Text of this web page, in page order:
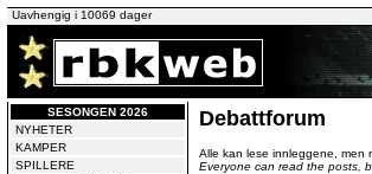
Uavhengig i 10069 dager
SESONGEN 2026
NYHETER
KAMPER
SPILLERE
Debattforum
Alle kan lese innleggene, men
Everyone can read the posts,